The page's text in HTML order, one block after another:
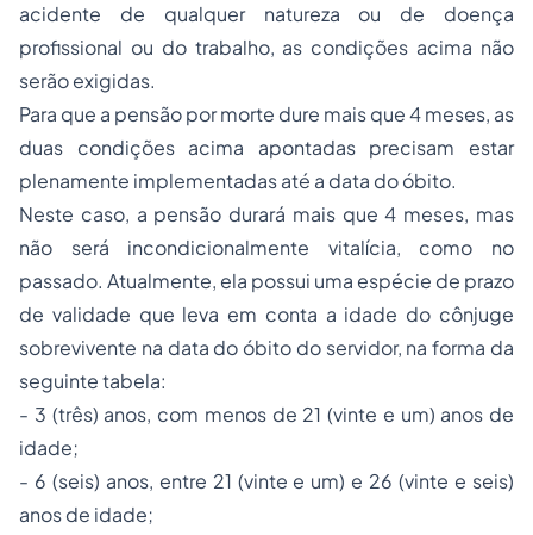
acidente de qualquer natureza ou de doença
profissional ou do trabalho, as condições acima não
serão exigidas.
Para que a pensão por morte dure mais que 4 meses, as
duas condições acima apontadas precisam estar
plenamente implementadas até a data do óbito.
Neste caso, a pensão durará mais que 4 meses, mas
não será incondicionalmente vitalícia, como no
passado. Atualmente, ela possui uma espécie de prazo
de validade que leva em conta a idade do cônjuge
sobrevivente na data do óbito do servidor, na forma da
seguinte tabela:
- 3 (três) anos, com menos de 21 (vinte e um) anos de
idade;
- 6 (seis) anos, entre 21 (vinte e um) e 26 (vinte e seis)
anos de idade;